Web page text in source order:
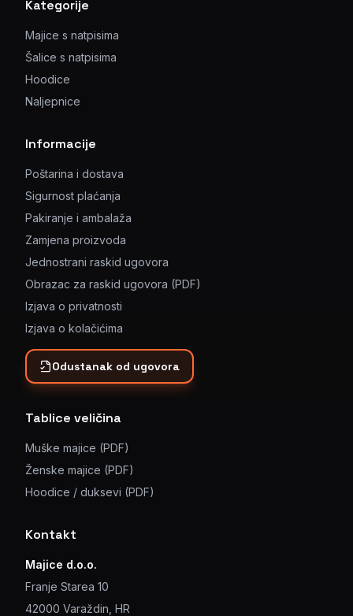
Kategorije
Majice s natpisima
Šalice s natpisima
Hoodice
Naljepnice
Informacije
Poštarina i dostava
Sigurnost plaćanja
Pakiranje i ambalaža
Zamjena proizvoda
Jednostrani raskid ugovora
Obrazac za raskid ugovora (PDF)
Izjava o privatnosti
Izjava o kolačićima
Odustanak od ugovora
Tablice veličina
Muške majice (PDF)
Ženske majice (PDF)
Hoodice / duksevi (PDF)
Kontakt
Majice d.o.o.
Franje Starea 10
42000 Varaždin, HR